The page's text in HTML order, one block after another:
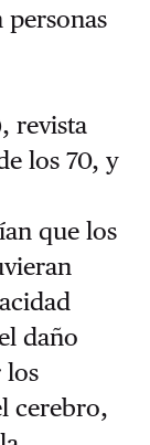
revista
los 70, y
que los
daño
los
cerebro,